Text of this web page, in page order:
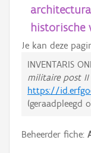
historische
Je kan deze
INVENTARIS
militaire post II
https://
(geraadpleegd
Beheerder fiche: